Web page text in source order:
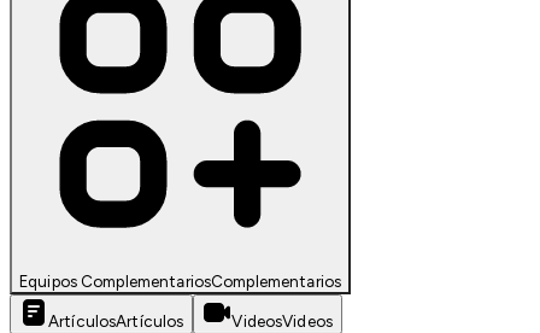
Equipos ComplementariosComplementarios
ArtículosArtículos VideosVideos